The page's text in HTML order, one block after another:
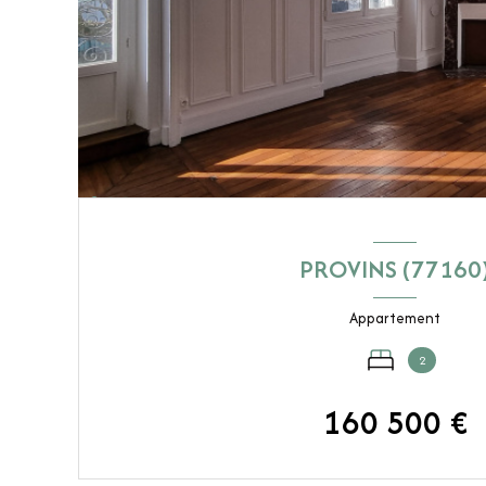
PROVINS
Appartement
2
160 500 €
VOIR LE BIEN